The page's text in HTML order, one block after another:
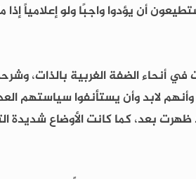
أن يؤدوا واجبًا ولو إعلامياً إذا
أنحاء الضفة الغربية بالذات،
لابد وأن يستأنفوا سياستهم
بعد، كما كانت الأوضاع شديدة